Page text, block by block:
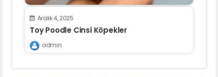
Aralık 4, 2025
Toy Poodle Cinsi Köpekler
admin